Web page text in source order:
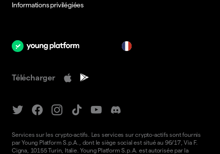
Informations privilégiées
Télécharger
Services sur les crypto-actifs. Les services sur crypto-actifs sont fournis
par Young Platform S.p.A., dont le siège social est situé au 96/17, Via F.
Cigna, 10155 Turin, Italie. Young Platform S.p.A. est autorisée par la